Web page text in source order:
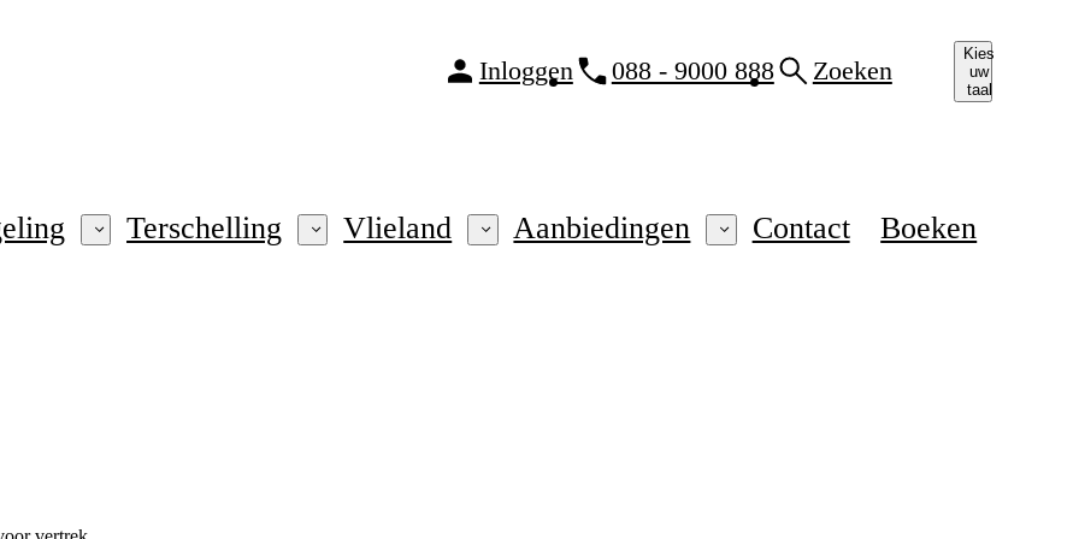
Inloggen 088 - 9000 888 Zoeken
Kies
uw
taal
Terschelling Vlieland Aanbiedingen Contact Boeken